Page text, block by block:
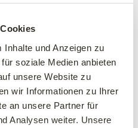
und Anzeigen zu
soziale Medien anbieten
unsere Website zu
wir Informationen zu Ihrer
an unsere Partner für
Analysen weiter. Unsere
Stiefmütterchen, weinrot
3,89 €
3 Stück/Packung
9 cm Topf